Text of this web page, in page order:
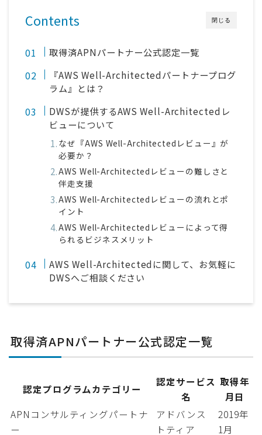
閉じる
Contents
取得済APNパートナー公式認定一覧
『AWS Well-Architectedパートナープログ
ラム』とは？
DWSが提供するAWS Well-Architectedレ
ビューについて
なぜ『AWS Well-Architectedレビュー』が
必要か？
AWS Well-Architectedレビューの難しさと
伴走支援
AWS Well-Architectedレビューの流れとポ
イント
AWS Well-Architectedレビューによって得
られるビジネスメリット
AWS Well-Architectedに関して、お気軽に
DWSへご相談ください
取得済APNパートナー公式認定一覧
認定プログラムカテゴリー
認定サービス
名
取得年
月日
APNコンサルティングパートナ
ー
アドバンス
トティア
2019年
1月